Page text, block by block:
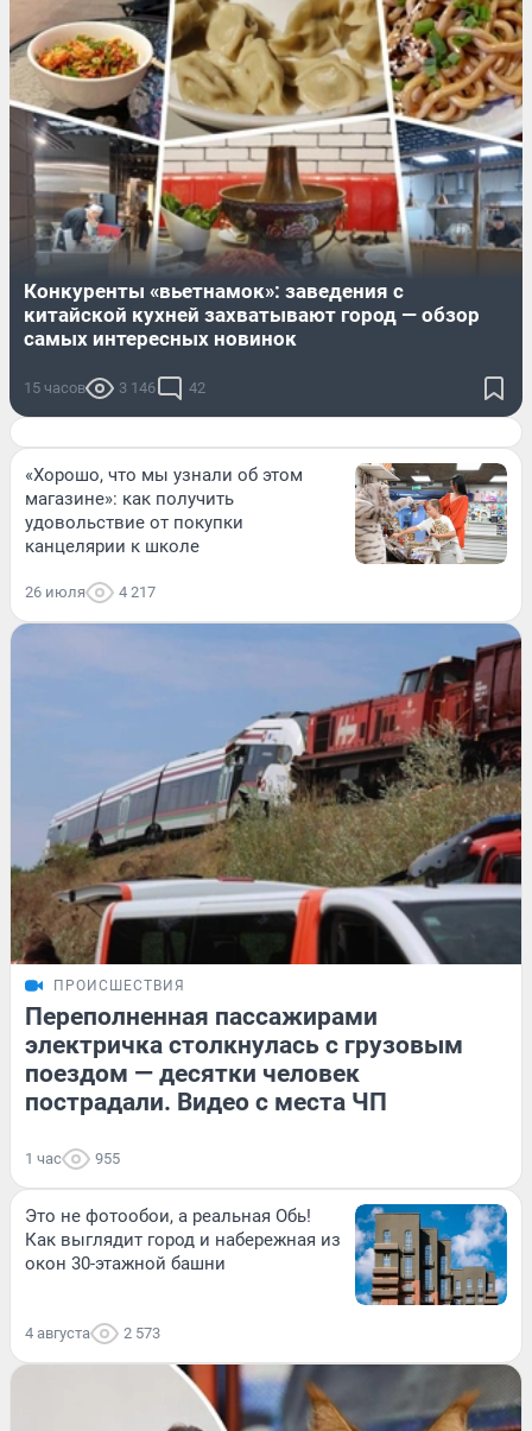
Конкуренты «вьетнамок»: заведения с
китайской кухней захватывают город — обзор
самых интересных новинок
15 часов 3 146 42
«Хорошо, что мы узнали об этом
магазине»: как получить
удовольствие от покупки
канцелярии к школе
26 июля 4 217
ПРОИСШЕСТВИЯ
Переполненная пассажирами
электричка столкнулась с грузовым
поездом — десятки человек
пострадали. Видео с места ЧП
1 час 955
Это не фотообои, а реальная Обь!
Как выглядит город и набережная из
окон 30-этажной башни
4 августа 2 573